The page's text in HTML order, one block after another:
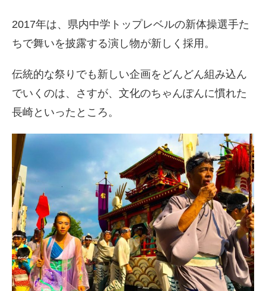
2017年は、県内中学トップレベルの新体操選手た
ちで舞いを披露する演し物が新しく採用。
伝統的な祭りでも新しい企画をどんどん組み込ん
でいくのは、さすが、文化のちゃんぽんに慣れた
長崎といったところ。